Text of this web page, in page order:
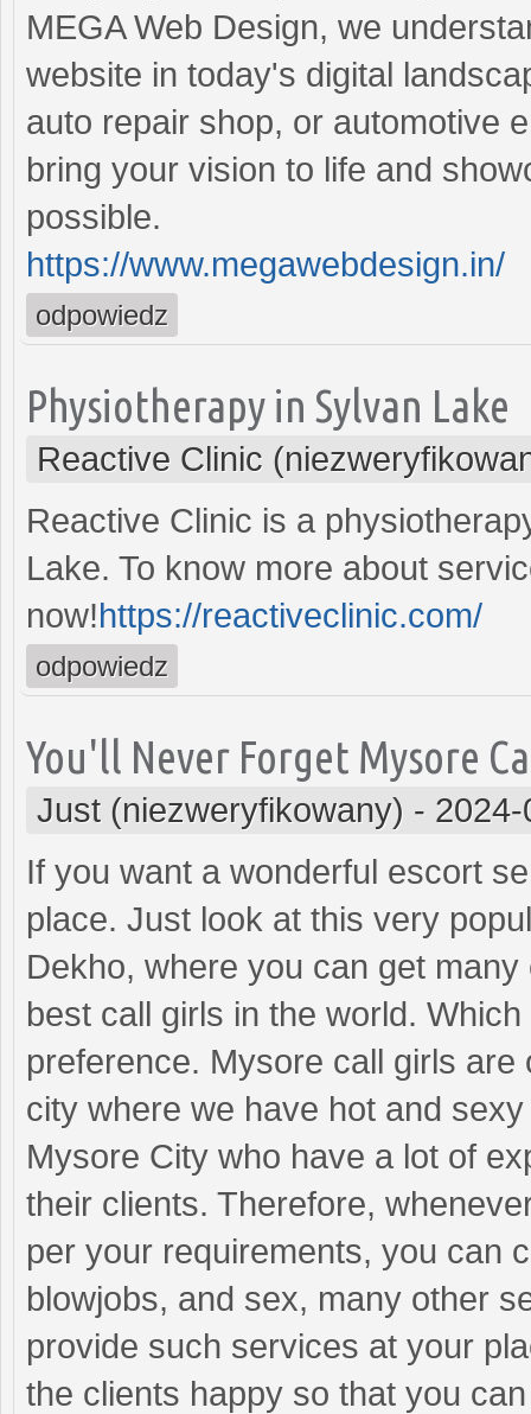
MEGA Web Design, we
website in today's digital
auto repair shop, or automotive
bring your vision to life and
possible.
https://www.megawebdesign.in/
odpowiedz
Physiotherapy in Sylvan Lake
Reactive Clinic
Reactive Clinic is a
Lake. To know more about
now!https://reactiveclinic.com/
odpowiedz
You'll Never Forget Mysore
Just (niezweryfikowany) -
If you want a wonderful escort
place. Just look at this very
Dekho, where you can get
best call girls in the world.
preference. Mysore call girls
city where we have hot and
Mysore City who have a lot of
their clients. Therefore,
per your requirements, you can
blowjobs, and sex, many other
provide such services at your
the clients happy so that you